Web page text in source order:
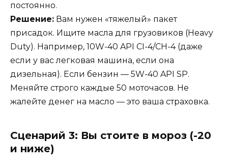
постоянно.
Решение: Вам нужен «тяжелый» пакет
присадок. Ищите масла для грузовиков (Heavy
Duty). Например, 10W-40 API CI-4/CH-4 (даже
если у вас легковая машина, если она
дизельная). Если бензин — 5W-40 API SP.
Меняйте строго каждые 50 моточасов. Не
жалейте денег на масло — это ваша страховка.
Сценарий 3: Вы стоите в мороз (-20
и ниже)